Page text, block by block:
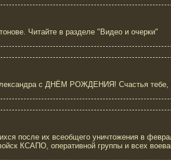
Читайте в разделе "Видео и очерки"
с ДНЁМ РОЖДЕНИЯ! Счастья тебе,
после их всеобщего уничтожения в
КСАПО, оперативной группы и всех